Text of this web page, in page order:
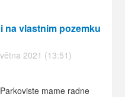
na vlastnim pozemku
2021 (13:51)
mame radne